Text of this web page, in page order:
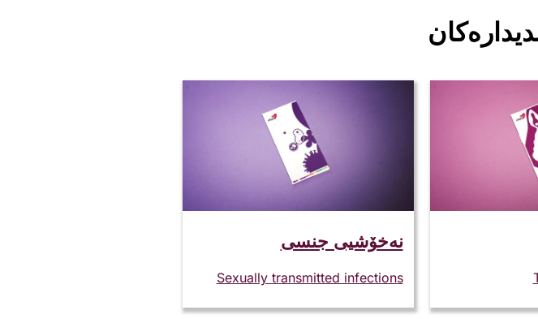
نەخۆشیی جنسی
Sexually transmitted infections